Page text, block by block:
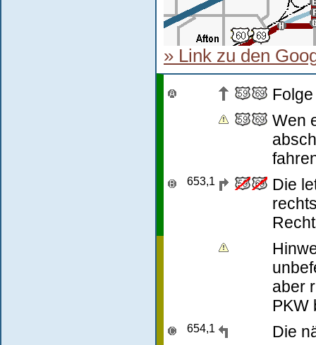
» Link zu den
Wen
653,1
Die
aber
PKW
654,1 Die